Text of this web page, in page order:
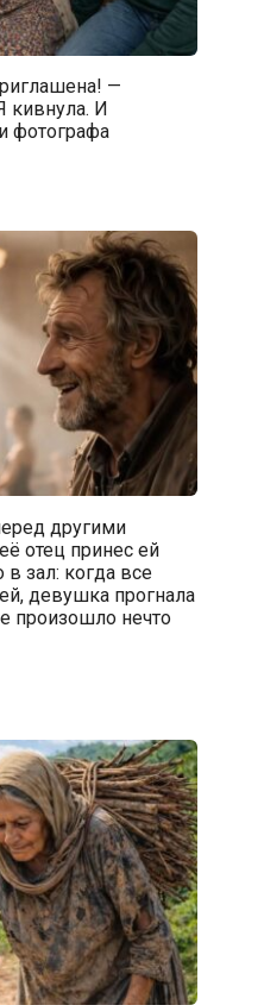
—
кивнула. И
фотографа
другими
отец принес ей
зал: когда все
девушка прогнала
произошло нечто